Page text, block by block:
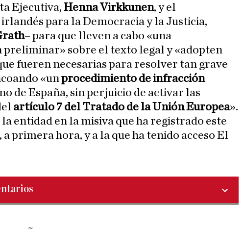
Ejecutiva, Henna Virkkunen, y el
para la Democracia y la Justicia,
– para que lleven a cabo «una
preliminar» sobre el texto legal y «adopten
fueren necesarias para resolver tan grave
«unprocedimiento de infracción
de España, sin perjuicio de activar las
artículo 7 del Tratado de la Unión Europea».
entidad en la misiva que ha registrado este
primera hora, y a la que ha tenido acceso El